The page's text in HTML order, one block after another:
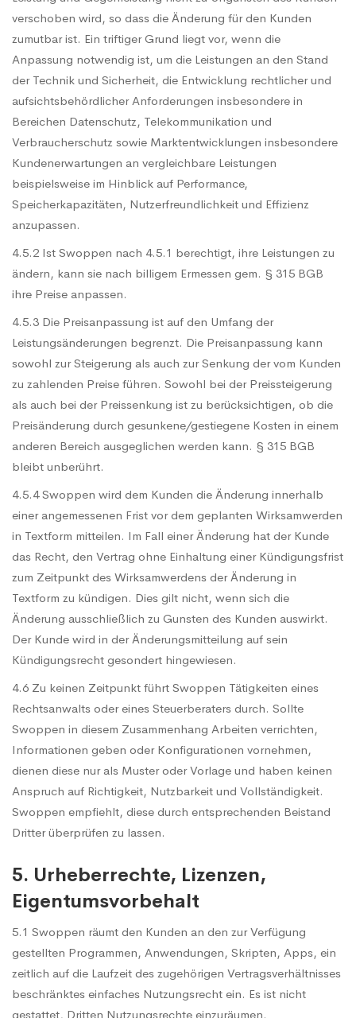
verschoben wird, so dass die Änderung für den Kunden
zumutbar ist. Ein triftiger Grund liegt vor, wenn die
Anpassung notwendig ist, um die Leistungen an den Stand
der Technik und Sicherheit, die Entwicklung rechtlicher und
aufsichtsbehördlicher Anforderungen insbesondere in
Bereichen Datenschutz, Telekommunikation und
Verbraucherschutz sowie Marktentwicklungen insbesondere
Kundenerwartungen an vergleichbare Leistungen
beispielsweise im Hinblick auf Performance,
Speicherkapazitäten, Nutzerfreundlichkeit und Effizienz
anzupassen.
4.5.2 Ist Swoppen nach 4.5.1 berechtigt, ihre Leistungen zu
ändern, kann sie nach billigem Ermessen gem. § 315 BGB
ihre Preise anpassen.
4.5.3 Die Preisanpassung ist auf den Umfang der
Leistungsänderungen begrenzt. Die Preisanpassung kann
sowohl zur Steigerung als auch zur Senkung der vom Kunden
zu zahlenden Preise führen. Sowohl bei der Preissteigerung
als auch bei der Preissenkung ist zu berücksichtigen, ob die
Preisänderung durch gesunkene/gestiegene Kosten in einem
anderen Bereich ausgeglichen werden kann. § 315 BGB
bleibt unberührt.
4.5.4 Swoppen wird dem Kunden die Änderung innerhalb
einer angemessenen Frist vor dem geplanten Wirksamwerden
in Textform mitteilen. Im Fall einer Änderung hat der Kunde
das Recht, den Vertrag ohne Einhaltung einer Kündigungsfrist
zum Zeitpunkt des Wirksamwerdens der Änderung in
Textform zu kündigen. Dies gilt nicht, wenn sich die
Änderung ausschließlich zu Gunsten des Kunden auswirkt.
Der Kunde wird in der Änderungsmitteilung auf sein
Kündigungsrecht gesondert hingewiesen.
4.6 Zu keinen Zeitpunkt führt Swoppen Tätigkeiten eines
Rechtsanwalts oder eines Steuerberaters durch. Sollte
Swoppen in diesem Zusammenhang Arbeiten verrichten,
Informationen geben oder Konfigurationen vornehmen,
dienen diese nur als Muster oder Vorlage und haben keinen
Anspruch auf Richtigkeit, Nutzbarkeit und Vollständigkeit.
Swoppen empfiehlt, diese durch entsprechenden Beistand
Dritter überprüfen zu lassen.
5. Urheberrechte, Lizenzen,
Eigentumsvorbehalt
5.1 Swoppen räumt den Kunden an den zur Verfügung
gestellten Programmen, Anwendungen, Skripten, Apps, ein
zeitlich auf die Laufzeit des zugehörigen Vertragsverhältnisses
beschränktes einfaches Nutzungsrecht ein. Es ist nicht
gestattet, Dritten Nutzungsrechte einzuräumen.